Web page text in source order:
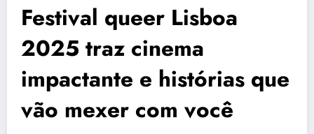
Festival queer Lisboa
2025 traz cinema
impactante e histórias que
vão mexer com você